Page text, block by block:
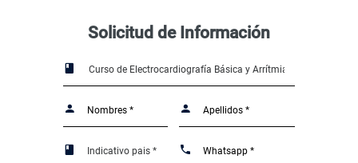
Solicitud de Información